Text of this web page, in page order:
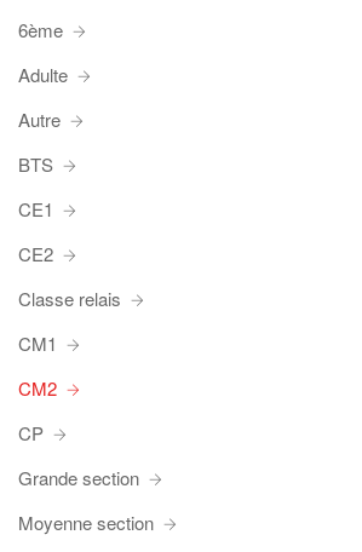
6ème
Adulte
Autre
BTS
CE1
CE2
Classe relais
CM1
CM2
CP
Grande section
Moyenne section